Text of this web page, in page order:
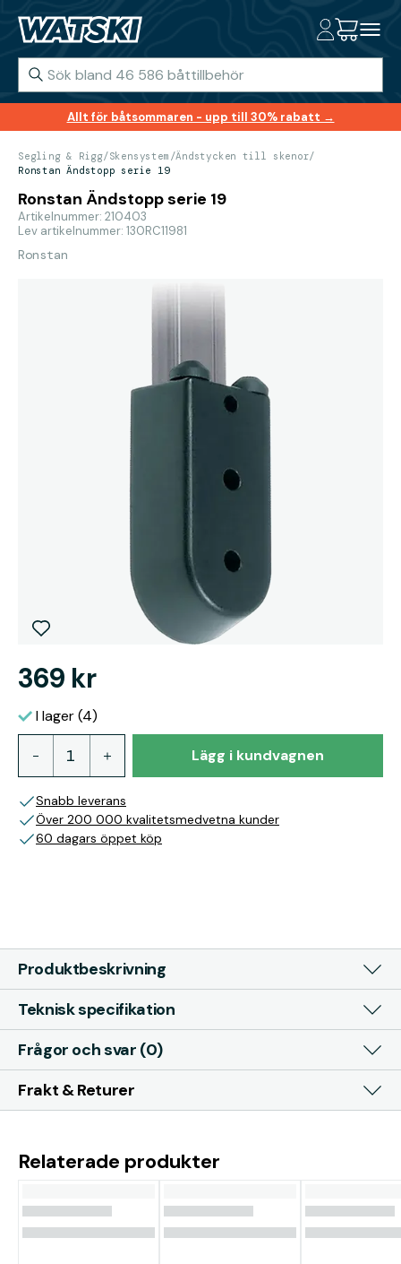
Allt för båtsommaren - upp till 30% rabatt →
Segling & Rigg/Skensystem /Ändstycken till skenor/
Ronstan Ändstopp serie 19
Ronstan Ändstopp serie 19
Artikelnummer: 210403
Lev artikelnummer: 130RC11981
Ronstan
369 kr
I lager (4)
Lägg i kundvagnen
Snabb leverans
Över 200 000 kvalitetsmedvetna kunder
60 dagars öppet köp
Produktbeskrivning
Teknisk specifikation
Frågor och svar (0)
Frakt & Returer
Relaterade produkter